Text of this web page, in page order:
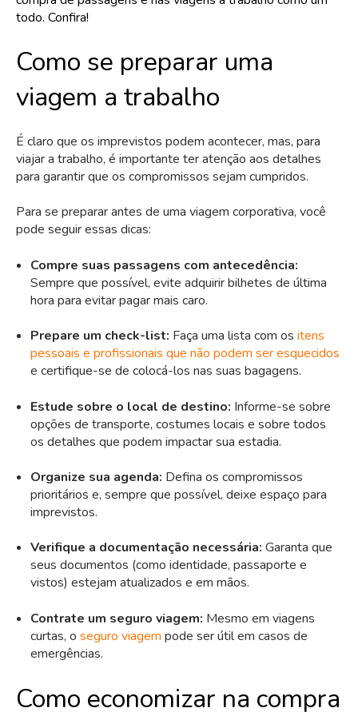
todo. Confira!
Como se preparar uma
viagem a trabalho
É claro que os imprevistos podem acontecer, mas, para
viajar a trabalho, é importante ter atenção aos detalhes
para garantir que os compromissos sejam cumpridos.
Para se preparar antes de uma viagem corporativa, você
pode seguir essas dicas:
Compre suas passagens com antecedência:
Sempre que possível, evite adquirir bilhetes de última
hora para evitar pagar mais caro.
Prepare um check-list: Faça uma lista com os itens
pessoais e profissionais que não podem ser esquecidos
e certifique-se de colocá-los nas suas bagagens.
Estude sobre o local de destino: Informe-se sobre
opções de transporte, costumes locais e sobre todos
os detalhes que podem impactar sua estadia.
Organize sua agenda: Defina os compromissos
prioritários e, sempre que possível, deixe espaço para
imprevistos.
Verifique a documentação necessária: Garanta que
seus documentos (como identidade, passaporte e
vistos) estejam atualizados e em mãos.
Contrate um seguro viagem: Mesmo em viagens
curtas, o seguro viagem pode ser útil em casos de
emergências.
Como economizar na compra